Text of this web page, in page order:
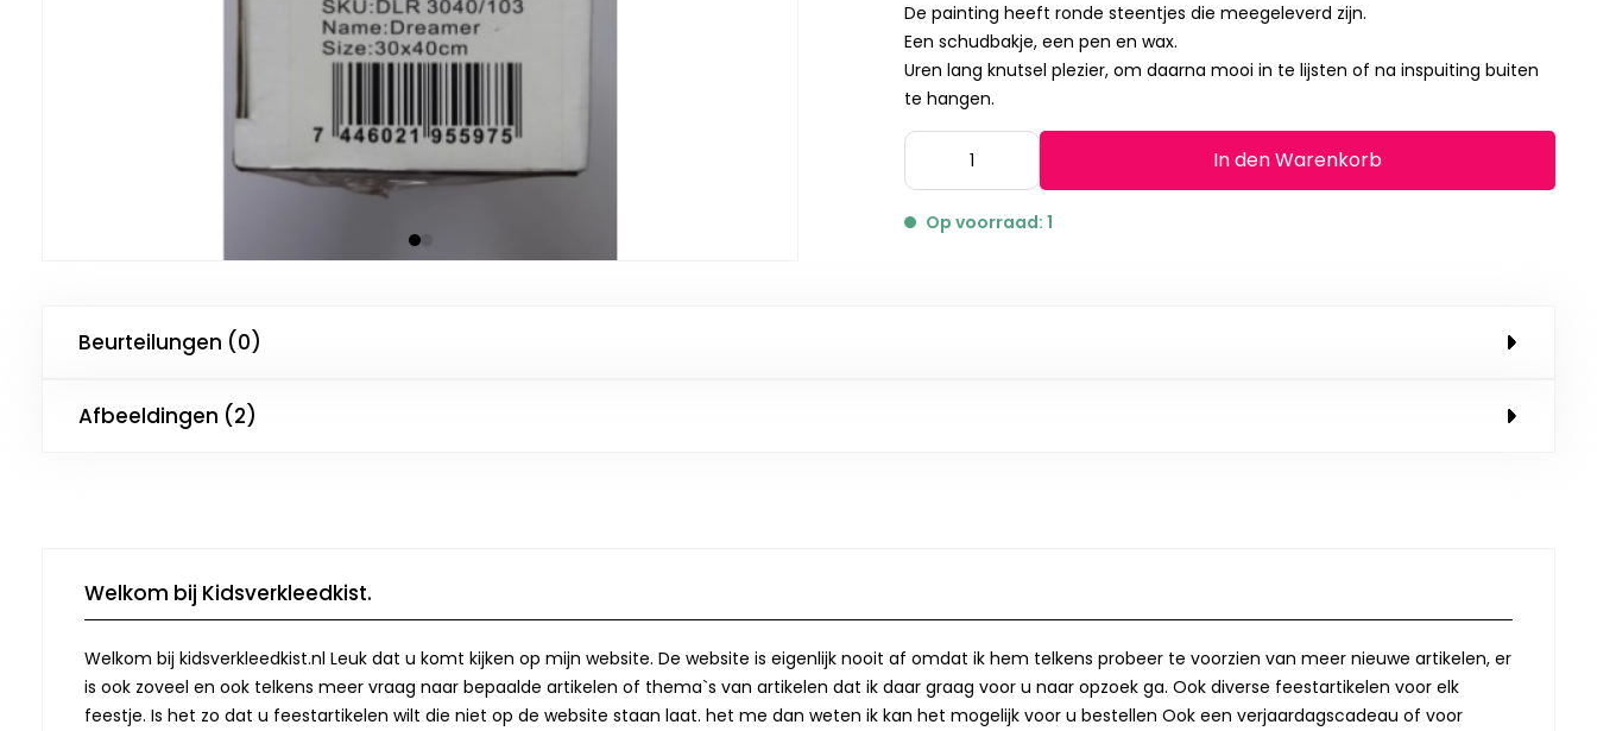
De painting heeft ronde steentjes die meegeleverd zijn.
Een schudbakje, een pen en wax.
Uren lang knutsel plezier, om daarna mooi in te lijsten of na inspuiting buiten
te hangen.
In den Warenkorb
Op voorraad: 1
Beurteilungen (0)
Afbeeldingen (2)
Welkom bij Kidsverkleedkist.
Welkom bij kidsverkleedkist.nl Leuk dat u komt kijken op mijn website. De website is eigenlijk nooit af omdat ik hem telkens probeer te voorzien van meer nieuwe artikelen, er
is ook zoveel en ook telkens meer vraag naar bepaalde artikelen of thema`s van artikelen dat ik daar graag voor u naar opzoek ga. Ook diverse feestartikelen voor elk
feestje. Is het zo dat u feestartikelen wilt die niet op de website staan laat. het me dan weten ik kan het mogelijk voor u bestellen Ook een verjaardagscadeau of voor